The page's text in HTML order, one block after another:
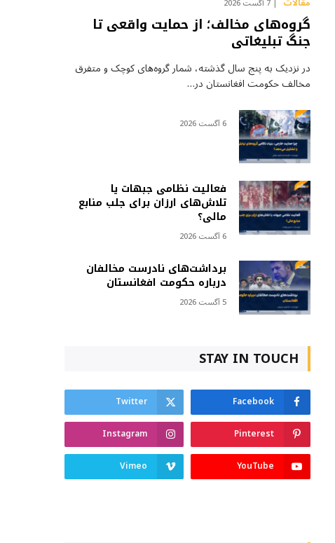
گروه‌های مخالف؛ از حمایت واقعی تا
جنگ تبلیغاتی
در نزدیک به پنج سال گذشته، شمار گروه‌های کوچک و متفرق
مخالف حکومت افغانستان در…
6 آگست 2026
فعالیت نظامی جبهات یا
تلاش‌های ارزان برای جلب منابع
مالی؟
6 آگست 2026
برداشت‌های نادرست مخالفان
درباره حکومت افغانستان
5 آگست 2026
STAY IN TOUCH
Facebook
Twitter
Pinterest
Instagram
YouTube
Vimeo